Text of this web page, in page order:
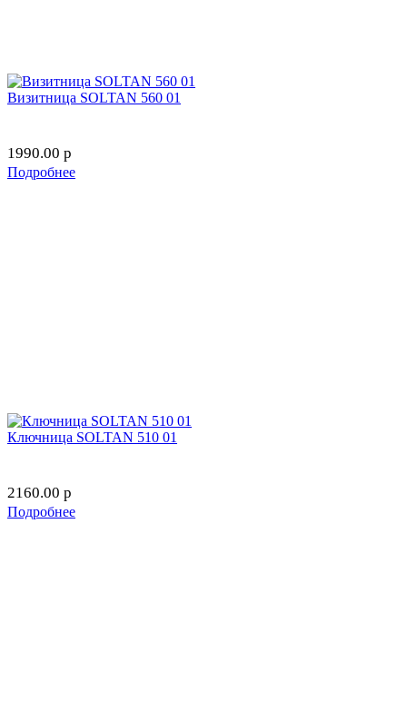
Визитница SOLTAN 560 01
1990.00 p
Подробнее
Ключница SOLTAN 510 01
2160.00 p
Подробнее